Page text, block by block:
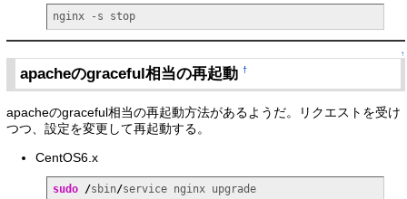
nginx -s stop
↑
apacheのgraceful相当の再起動†
apacheのgraceful相当の再起動方法があるようだ。リクエストを受け
つつ、設定を変更して再起動する。
CentOS6.x
sudo /sbin/service nginx upgrade